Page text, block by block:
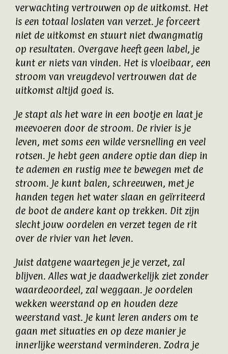
verwachting vertrouwen op de uitkomst. Het
is een totaal loslaten van verzet. Je forceert
niet de uitkomst en stuurt niet dwangmatig
op resultaten. Overgave heeft geen label, je
kunt er niets van vinden. Het is vloeibaar, een
stroom van vreugdevol vertrouwen dat de
uitkomst altijd goed is.
Je stapt als het ware in een bootje en laat je
meevoeren door de stroom. De rivier is je
leven, met soms een wilde versnelling en veel
rotsen. Je hebt geen andere optie dan diep in
te ademen en rustig mee te bewegen met de
stroom. Je kunt balen, schreeuwen, met je
handen tegen het water slaan en geïrriteerd
de boot de andere kant op trekken. Dit zijn
slecht jouw oordelen en verzet tegen de rit
over de rivier van het leven.
Juist datgene waartegen je je verzet, zal
blijven. Alles wat je daadwerkelijk ziet zonder
waardeoordeel, zal weggaan. Je oordelen
wekken weerstand op en houden deze
weerstand vast. Je kunt leren anders om te
gaan met situaties en op deze manier je
innerlijke weerstand verminderen. Zodra je